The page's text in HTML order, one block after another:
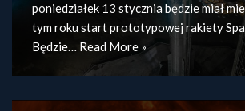
poniedziałek 13 stycznia będzie miał
tym roku start prototypowej rakiety
Będzie… Read More »